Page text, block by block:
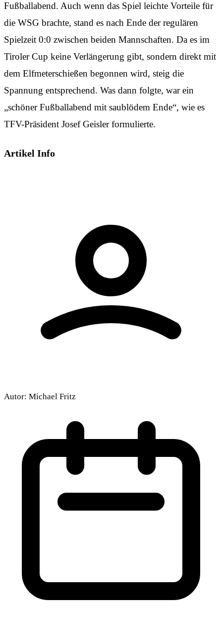
Fußballabend. Auch wenn das Spiel leichte Vorteile für
die WSG brachte, stand es nach Ende der regulären
Spielzeit 0:0 zwischen beiden Mannschaften. Da es im
Tiroler Cup keine Verlängerung gibt, sondern direkt mit
dem Elfmeterschießen begonnen wird, steig die
Spannung entsprechend. Was dann folgte, war ein
„schöner Fußballabend mit saublödem Ende“, wie es
TFV-Präsident Josef Geisler formulierte.
Artikel Info
Autor: Michael Fritz